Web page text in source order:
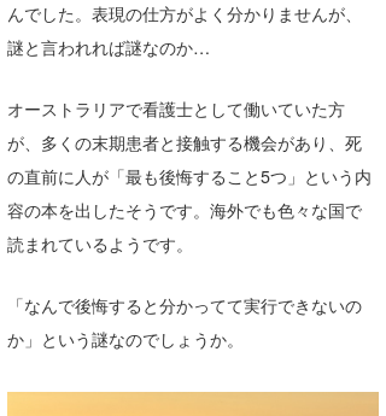
んでした。表現の仕方がよく分かりませんが、
謎と言われれば謎なのか…
オーストラリアで看護士として働いていた方
が、多くの末期患者と接触する機会があり、死
の直前に人が「最も後悔すること5つ」という内
容の本を出したそうです。海外でも色々な国で
読まれているようです。
「なんで後悔すると分かってて実行できないの
か」という謎なのでしょうか。
Yoshiyuki Obata
DELTA FORCE SURF
CBA Films
熊谷素子
WAVAL
中浦“JET”章
進士剛光
田原啓江
植村未来
大野”MAR”修聖
☆加藤
Aichan
chan-U
ECE
H
波伝説